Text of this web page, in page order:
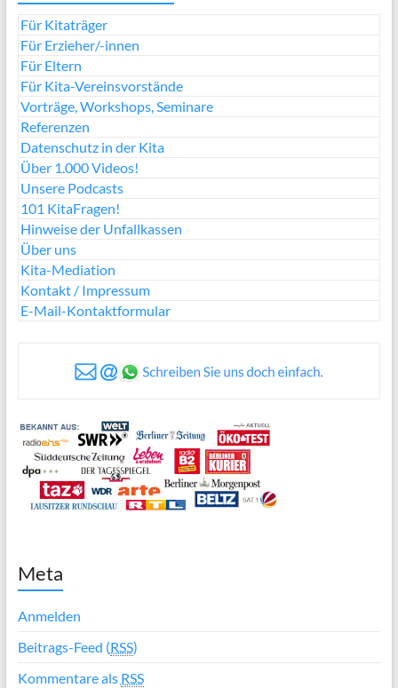
Für Kitaträger
Für Erzieher/-innen
Für Eltern
Für Kita-Vereinsvorstände
Vorträge, Workshops, Seminare
Referenzen
Datenschutz in der Kita
Über 1.000 Videos!
Unsere Podcasts
101 KitaFragen!
Hinweise der Unfallkassen
Über uns
Kita-Mediation
Kontakt / Impressum
E-Mail-Kontaktformular
Meta
Anmelden
Beitrags-Feed (RSS)
Kommentare als RSS